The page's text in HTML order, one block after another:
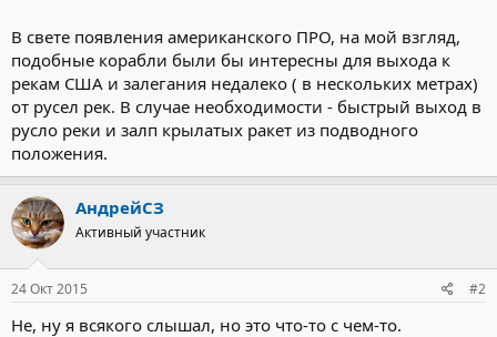
производства стране срочно требовался завод, и в 1962 году по
приказу Хрущева на Украине, в местечке Громовка начинают
строительство стратегического завода по производству
подземных лодок, а Хрущев дает публичное обещание
«достать империалистов не только из космоса, но и из-под
земли». В 1964 году завод был построен и произведена первая
советская атомная подземная лодка, получившая название
Экипаж состоял из 5 человек. Кроме того, она способна была
взять на борт еще 15 человек десанта и тонну взрывчатки.
Главная энергетическая установка — ядерный реактор —
позволяла ей развивать скорость под землей до 7 км/ч. Ее
боевая задача состояла в уничтожении подземных командных
возможности доставки таких «субтерин», специально
В свете появления американского ПРО, на мой взгляд,
подобные корабли были бы интересны для выхода к
рекам США и залегания недалеко ( в нескольких метрах)
от русел рек. В случае необходимости - быстрый выход в
русло реки и залп крылатых ракет из подводного
положения.
АндрейСЗ
Активный участник
24 Окт 2015 #2
Не, ну я всякого слышал, но это что-то с чем-то.